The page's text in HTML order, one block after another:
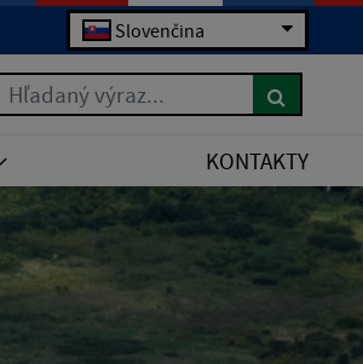
Slovenčina
Hľadaný výraz...
KONTAKTY